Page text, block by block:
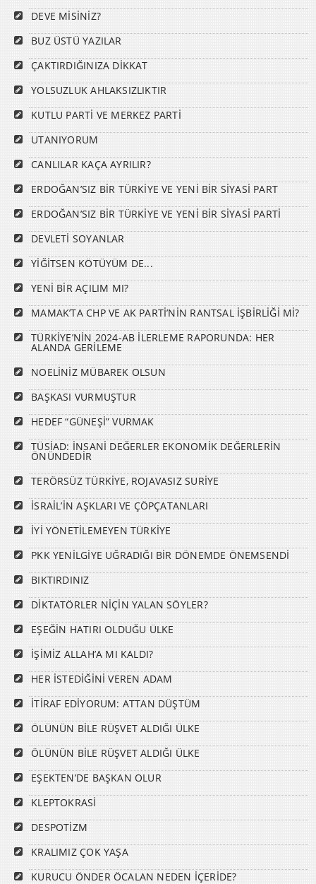
DEVE MİSİNİZ?
BUZ ÜSTÜ YAZILAR
ÇAKTIRDIĞINIZA DİKKAT
YOLSUZLUK AHLAKSIZLIKTIR
KUTLU PARTİ VE MERKEZ PARTİ
UTANIYORUM
CANLILAR KAÇA AYRILIR?
ERDOĞAN’SIZ BİR TÜRKİYE VE YENİ BİR SİYASİ PART
ERDOĞAN’SIZ BİR TÜRKİYE VE YENİ BİR SİYASİ PARTİ
DEVLETİ SOYANLAR
YİĞİTSEN KÖTÜYÜM DE...
YENİ BİR AÇILIM MI?
MAMAK’TA CHP VE AK PARTİ’NİN RANTSAL İŞBİRLİĞİ Mİ?
TÜRKİYE’NİN 2024-AB İLERLEME RAPORUNDA: HER
ALANDA GERİLEME
NOELİNİZ MÜBAREK OLSUN
BAŞKASI VURMUŞTUR
HEDEF “GÜNEŞİ” VURMAK
TÜSİAD: İNSANİ DEĞERLER EKONOMİK DEĞERLERİN
ÖNÜNDEDİR
TERÖRSÜZ TÜRKİYE, ROJAVASIZ SURİYE
İSRAİL’İN AŞKLARI VE ÇÖPÇATANLARI
İYİ YÖNETİLEMEYEN TÜRKİYE
PKK YENİLGİYE UĞRADIĞI BİR DÖNEMDE ÖNEMSENDİ
BIKTIRDINIZ
DİKTATÖRLER NİÇİN YALAN SÖYLER?
EŞEĞİN HATIRI OLDUĞU ÜLKE
İŞİMİZ ALLAH’A MI KALDI?
HER İSTEDİĞİNİ VEREN ADAM
İTİRAF EDİYORUM: ATTAN DÜŞTÜM
ÖLÜNÜN BİLE RÜŞVET ALDIĞI ÜLKE
ÖLÜNÜN BİLE RÜŞVET ALDIĞI ÜLKE
EŞEKTEN’DE BAŞKAN OLUR
KLEPTOKRASİ
DESPOTİZM
KRALIMIZ ÇOK YAŞA
KURUCU ÖNDER ÖCALAN NEDEN İÇERİDE?